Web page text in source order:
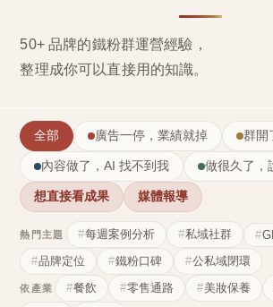
50+ 品牌的鐵粉群運營經驗，
整理成你可以直接用的知識。
全部 廣告一停，業績就掉 群開
內容做了，AI 找不到我 做很久了，
想直接看成果 媒體報導
熱門主題 每週案例分析 私域社群
品牌定位
鐵粉口碑 公私域閉環
依產業 餐飲 零售通路 美妝保養